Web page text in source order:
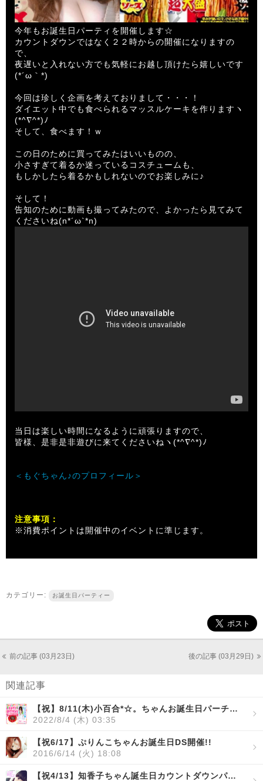
今年もお誕生日パーティを開催します☆
カウントダウンではなく２２時からの開催になりますの
で、
夜遅いと入れない方でも気軽にお越し頂けたら嬉しいです
(*´ω｀*)
今回は珍しく企画を考えておりまして・・・！
ダイエット中でも食べられるマッスルケーキを作りますヽ
(*^∇^*)ﾉ
そして、食べます！ｗ
この日のために買ってみたはいいものの、
小さすぎて着るか迷っているコスチュームも、
もしかしたら着るかもしれないのでお楽しみに♪
そして！
告知のために動画も撮ってみたので、よかったら見てみて
くださいね(n*´ω`*n)
当日は楽しい時間になるように頑張りますので、
皆様、是非是非遊びに来てくださいねヽ(*^∇^*)ﾉ
＜もぐちゃん♪のプロフィール＞
注意事項：
※消費ポイントは開催中のイベントに準じます。
カテゴリー: お誕生日パーティー
前の記事 (03月23日) 後の記事 (03月29日)
関連記事
【祝】8/11(木)小百合*☆。ちゃんお誕生日パーチャ開催！
2022/8/4 (木) 03:35
【祝6/17】ぷりんこちゃんお誕生日DS開催!!
2016/6/14 (火) 18:08
【祝4/13】知香子ちゃん誕生日カウントダウンパーチャ開催!!